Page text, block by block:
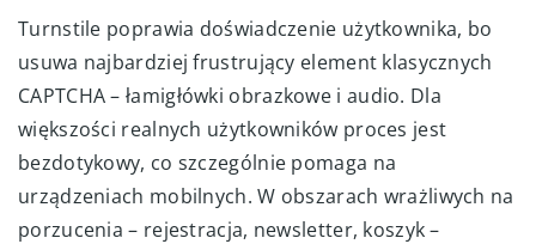
Turnstile poprawia doświadczenie użytkownika, bo
usuwa najbardziej frustrujący element klasycznych
CAPTCHA – łamigłówki obrazkowe i audio. Dla
większości realnych użytkowników proces jest
bezdotykowy, co szczególnie pomaga na
urządzeniach mobilnych. W obszarach wrażliwych na
porzucenia – rejestracja, newsletter, koszyk –